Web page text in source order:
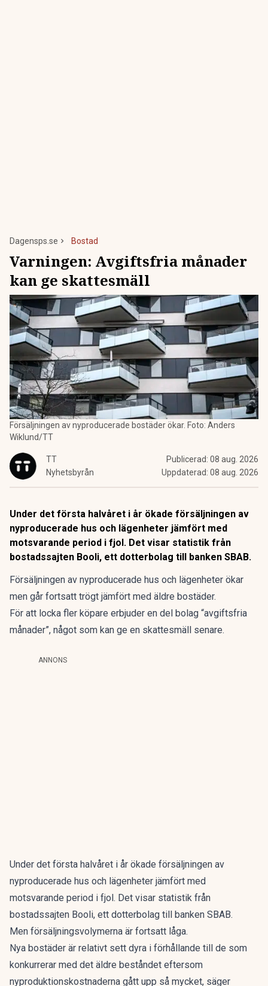
Dagensps.se Bostad
Varningen: Avgiftsfria månader
kan ge skattesmäll
Försäljningen av nyproducerade bostäder ökar. Foto: Anders
Wiklund/TT
TT
Nyhetsbyrån
Publicerad: 08 aug. 2026
Uppdaterad: 08 aug. 2026
Under det första halvåret i år ökade försäljningen av
nyproducerade hus och lägenheter jämfört med
motsvarande period i fjol. Det visar statistik från
bostadssajten Booli, ett dotterbolag till banken SBAB.
Försäljningen av nyproducerade hus och lägenheter ökar
men går fortsatt trögt jämfört med äldre bostäder.
För att locka fler köpare erbjuder en del bolag “avgiftsfria
månader”, något som kan ge en skattesmäll senare.
ANNONS
Under det första halvåret i år ökade försäljningen av
nyproducerade hus och lägenheter jämfört med
motsvarande period i fjol. Det visar statistik från
bostadssajten Booli, ett dotterbolag till banken SBAB.
Men försäljningsvolymerna är fortsatt låga.
Nya bostäder är relativt sett dyra i förhållande till de som
konkurrerar med det äldre beståndet eftersom
nyproduktionskostnaderna gått upp så mycket, säger